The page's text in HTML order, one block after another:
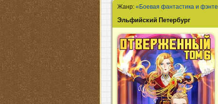
Жанр:«Боевая фантастика и
Эльфийский Петербург